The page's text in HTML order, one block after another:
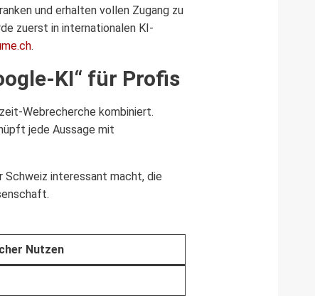
und erhalten vollen Zugang zu
zuerst in internationalen KI-
.
KI“ für Profis
Webrecherche kombiniert.
jede Aussage mit
interessant macht, die
Nutzen